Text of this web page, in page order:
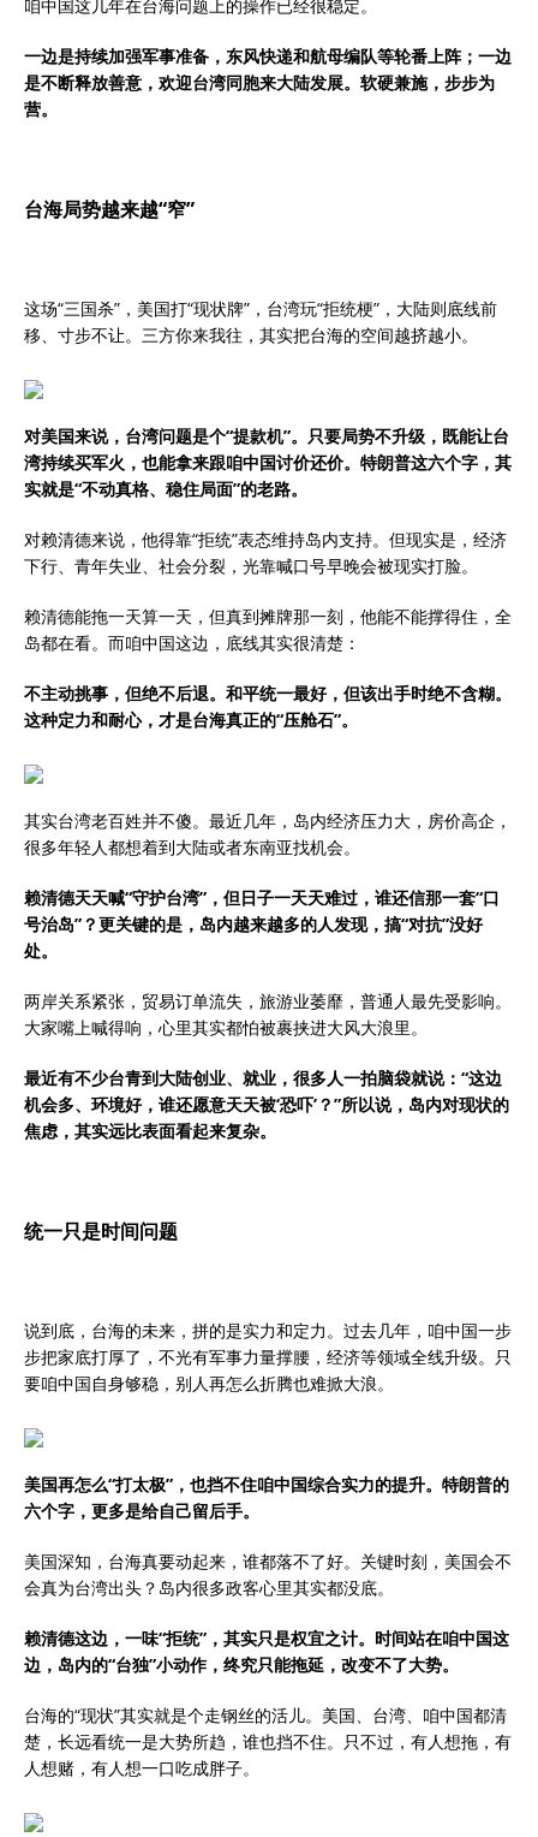
咱中国这几年在台海问题上的操作已经很稳定。
一边是持续加强军事准备，东风快递和航母编队等轮番上阵；一边
是不断释放善意，欢迎台湾同胞来大陆发展。软硬兼施，步步为
营。
台海局势越来越“窄”
这场“三国杀”，美国打“现状牌”，台湾玩“拒统梗”，大陆则底线前
移、寸步不让。三方你来我往，其实把台海的空间越挤越小。
对美国来说，台湾问题是个“提款机”。只要局势不升级，既能让台
湾持续买军火，也能拿来跟咱中国讨价还价。特朗普这六个字，其
实就是“不动真格、稳住局面”的老路。
对赖清德来说，他得靠“拒统”表态维持岛内支持。但现实是，经济
下行、青年失业、社会分裂，光靠喊口号早晚会被现实打脸。
赖清德能拖一天算一天，但真到摊牌那一刻，他能不能撑得住，全
岛都在看。而咱中国这边，底线其实很清楚：
不主动挑事，但绝不后退。和平统一最好，但该出手时绝不含糊。
这种定力和耐心，才是台海真正的“压舱石”。
其实台湾老百姓并不傻。最近几年，岛内经济压力大，房价高企，
很多年轻人都想着到大陆或者东南亚找机会。
赖清德天天喊“守护台湾”，但日子一天天难过，谁还信那一套“口
号治岛”？更关键的是，岛内越来越多的人发现，搞“对抗”没好
处。
两岸关系紧张，贸易订单流失，旅游业萎靡，普通人最先受影响。
大家嘴上喊得响，心里其实都怕被裹挟进大风大浪里。
最近有不少台青到大陆创业、就业，很多人一拍脑袋就说：“这边
机会多、环境好，谁还愿意天天被‘恐吓’？”所以说，岛内对现状的
焦虑，其实远比表面看起来复杂。
统一只是时间问题
说到底，台海的未来，拼的是实力和定力。过去几年，咱中国一步
步把家底打厚了，不光有军事力量撑腰，经济等领域全线升级。只
要咱中国自身够稳，别人再怎么折腾也难掀大浪。
美国再怎么“打太极”，也挡不住咱中国综合实力的提升。特朗普的
六个字，更多是给自己留后手。
美国深知，台海真要动起来，谁都落不了好。关键时刻，美国会不
会真为台湾出头？岛内很多政客心里其实都没底。
赖清德这边，一味“拒统”，其实只是权宜之计。时间站在咱中国这
边，岛内的“台独”小动作，终究只能拖延，改变不了大势。
台海的“现状”其实就是个走钢丝的活儿。美国、台湾、咱中国都清
楚，长远看统一是大势所趋，谁也挡不住。只不过，有人想拖，有
人想赌，有人想一口吃成胖子。